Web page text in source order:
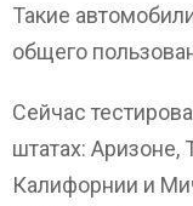
Такие
общего
Сейчас
штатах: Аризоне,
Калифорнии и